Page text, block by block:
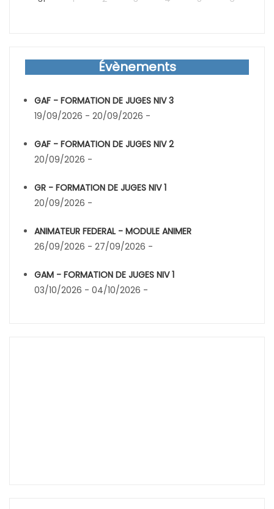
Évènements
GAF - FORMATION DE JUGES NIV 3
19/09/2026 - 20/09/2026 -
GAF - FORMATION DE JUGES NIV 2
20/09/2026 -
GR - FORMATION DE JUGES NIV 1
20/09/2026 -
ANIMATEUR FEDERAL - MODULE ANIMER
26/09/2026 - 27/09/2026 -
GAM - FORMATION DE JUGES NIV 1
03/10/2026 - 04/10/2026 -